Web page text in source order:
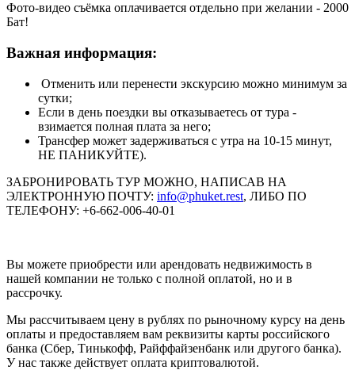
Фото-видео съёмка оплачивается отдельно при желании - 2000
Бат!
Важная информация:
Отменить или перенести экскурсию можно минимум за
сутки;
Если в день поездки вы отказываетесь от тура -
взимается полная плата за него;
Трансфер может задерживаться с утра на 10-15 минут,
НЕ ПАНИКУЙТЕ).
ЗАБРОНИРОВАТЬ ТУР МОЖНО, НАПИСАВ НА
ЭЛЕКТРОННУЮ ПОЧТУ: info@phuket.rest, ЛИБО ПО
ТЕЛЕФОНУ: +6-662-006-40-01
Вы можете приобрести или арендовать недвижимость в
нашей компании не только с полной оплатой, но и в
рассрочку.
Мы рассчитываем цену в рублях по рыночному курсу на день
оплаты и предоставляем вам реквизиты карты российского
банка (Сбер, Тинькофф, Райффайзенбанк или другого банка).
У нас также действует оплата криптовалютой.